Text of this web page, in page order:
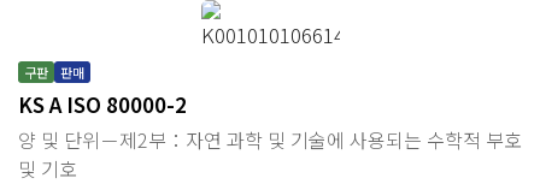
구판 판매
KS A ISO 80000-2
양 및 단위－제2부：자연 과학 및 기술에 사용되는 수학적 부호
및 기호